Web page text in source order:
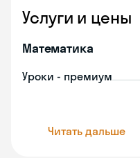
Услуги и цены
Математика
Уроки - премиум
Читать дальше